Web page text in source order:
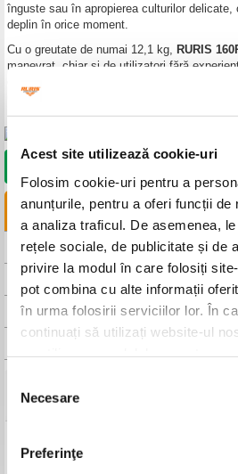
Acest site utilizează cookie-uri
Folosim cookie-uri pentru a
anunțurile, pentru a oferi funcții de
a analiza traficul. De asemenea,
rețele sociale, de publicitate și de
privire la modul în care folosiți
pot combina cu alte informații
în urma folosirii serviciilor lor. În
continuați să utilizați website-ul
consimțământului
Necesare
Preferinţe
înguste sau în apropierea culturilor delicate,
deplin în orice moment.
Cu o greutate de numai 12,1 kg, RURIS
manevrat, chiar și de utilizatori fără
contribuie la o mobilitate crescută și
utilajului în zonele lipsite de spațiu.
LINKURI UTILE
CAUTA DISTRIBUITOR
CAUTA SERVICE
FISA TEHNICA
Detalii tehnice
Model
Putere motor